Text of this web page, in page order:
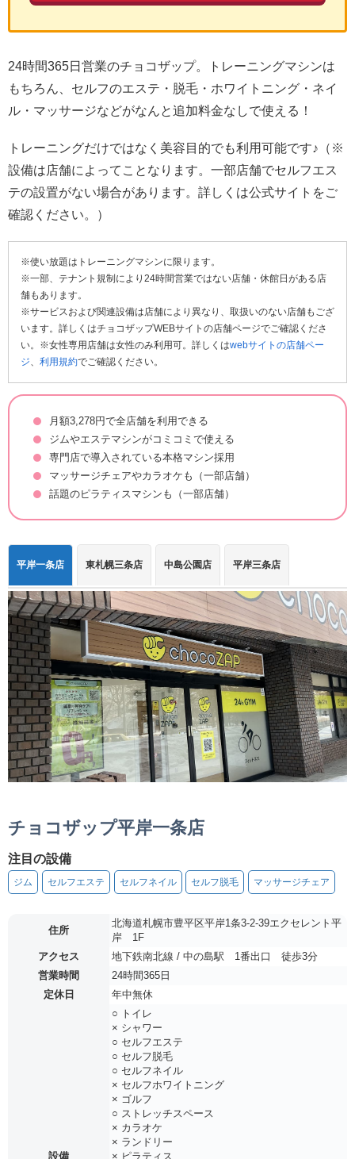
24時間365日営業のチョコザップ。トレーニングマシンは
もちろん、セルフのエステ・脱毛・ホワイトニング・ネイ
ル・マッサージなどがなんと追加料金なしで使える！
トレーニングだけではなく美容目的でも利用可能です♪（※
設備は店舗によってことなります。一部店舗でセルフエス
テの設置がない場合があります。詳しくは公式サイトをご
確認ください。）
※使い放題はトレーニングマシンに限ります。
※一部、テナント規制により24時間営業ではない店舗・休館日がある店
舗もあります。
※サービスおよび関連設備は店舗により異なり、取扱いのない店舗もござ
います。詳しくはチョコザップWEBサイトの店舗ページでご確認くださ
い。※女性専用店舗は女性のみ利用可。詳しくはwebサイトの店舗ペー
ジ、 利用規約でご確認ください。
月額3,278円で全店舗を利用できる
ジムやエステマシンがコミコミで使える
専門店で導入されている本格マシン採用
マッサージチェアやカラオケも（一部店舗）
話題のピラティスマシンも（一部店舗）
平岸一条店 東札幌三条店 中島公園店 平岸三条店
チョコザップ平岸一条店
注目の設備
ジム セルフエステ セルフネイル セルフ脱毛 マッサージチェア
住所
北海道札幌市豊平区平岸1条3-2-39エクセレント平
岸 1F
アクセス
地下鉄南北線 / 中の島駅 1番出口 徒歩3分
営業時間
24時間365日
定休日
年中無休
設備
○ トイレ
× シャワー
○ セルフエステ
○ セルフ脱毛
○ セルフネイル
× セルフホワイトニング
× ゴルフ
○ ストレッチスペース
× カラオケ
× ランドリー
× ピラティス